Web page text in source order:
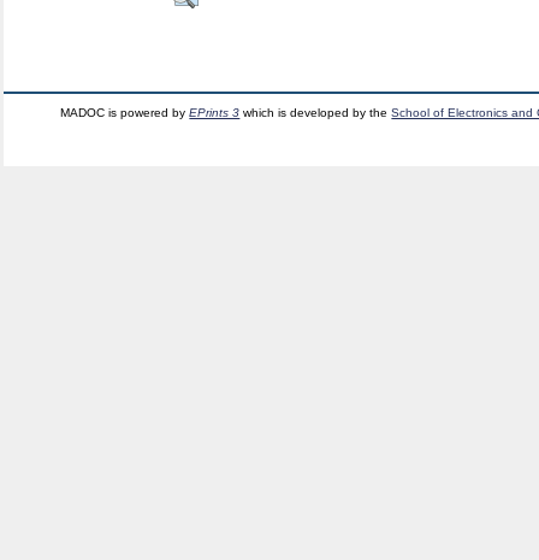
MADOC is powered byEPrints 3 which is developed by theSchool of Electronics and